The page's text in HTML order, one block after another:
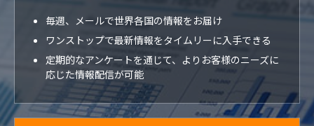
毎週、メールで世界各国の情報をお届け
ワンストップで最新情報をタイムリーに入手できる
定期的なアンケートを通じて、よりお客様のニーズに
応じた情報配信が可能